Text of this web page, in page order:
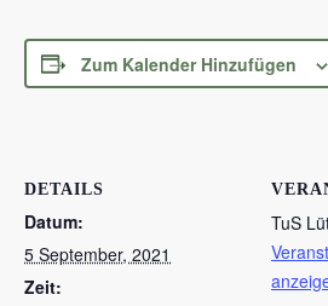
Zum Kalender Hinzufügen
DETAILS
Datum:
5 September, 2021
Zeit:
TuS